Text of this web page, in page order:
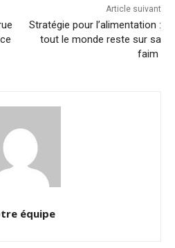
Article suivant
Stratégie pour l’alimentation :
tout le monde reste sur sa
faim
équipe